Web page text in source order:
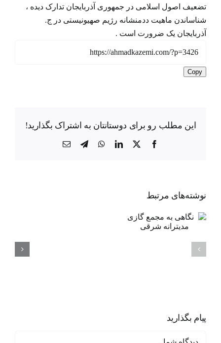
تضعیف اصول اسلامی در جمهوری آذربایجان تدارک دیده ،
شناساندن ماهیت ددمنشانه رژیم صهیونیستی در ج.
آذربایجان یک ضرورت است .
Copy
این مطلب رو برای دوستانتان به اشتراک بگذارید!
Facebook
X
LinkedIn
WhatsApp
Telegramایمیل
نوشته‌‌های مرتبط
پیام بگذارید
دیدگاه